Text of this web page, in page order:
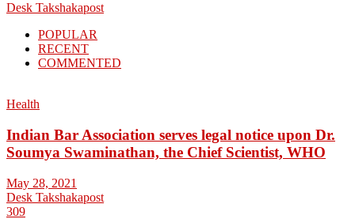
Desk Takshakapost
POPULAR
RECENT
COMMENTED
Health
Indian Bar Association serves legal notice upon Dr.
Soumya Swaminathan, the Chief Scientist, WHO
May 28, 2021
Desk Takshakapost
309